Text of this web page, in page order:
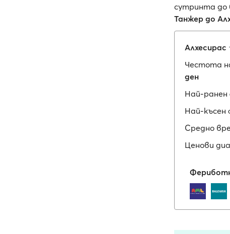
сутринта до
Танжер до
Алхесирас
Честота
ден
Най-
Най-късен
Средно
Ценови